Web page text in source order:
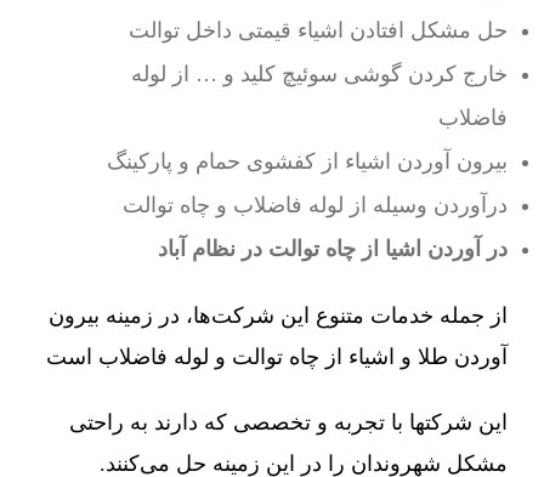
حل مشکل افتادن اشیاء قیمتی داخل توالت
خارج کردن گوشی سوئیچ کلید و … از لوله
فاضلاب
بیرون آوردن اشیاء از کفشوی حمام و پارکینگ
درآوردن وسیله از لوله فاضلاب و چاه توالت
در آوردن اشیا از چاه توالت در نظام آباد
از جمله خدمات متنوع این شرکت‌ها، در زمینه بیرون
آوردن طلا و اشیاء از چاه توالت و لوله فاضلاب است
این شرکتها با تجربه و تخصصی که دارند به راحتی
مشکل شهروندان را در این زمینه حل می‌کنند.